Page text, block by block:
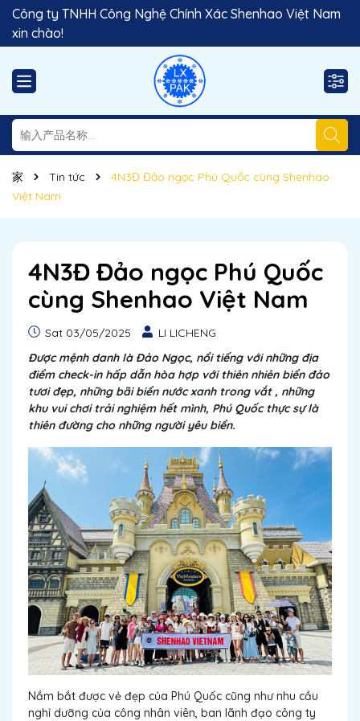
Công ty TNHH Công Nghệ Chính Xác Shenhao Việt Nam
xin chào!
家 Tin tức
4N3Đ Đảo ngọc Phú Quốc cùng Shenhao
Việt Nam
4N3Đ Đảo ngọc Phú Quốc
cùng Shenhao Việt Nam
Sat 03/05/2025
LI LICHENG
Được mệnh danh là Đảo Ngọc, nổi tiếng với những địa
điểm check-in hấp dẫn hòa hợp với thiên nhiên biển đảo
tươi đẹp, những bãi biển nước xanh trong vắt , những
khu vui chơi trải nghiệm hết mình, Phú Quốc thực sự là
thiên đường cho những người yêu biển.
Nắm bắt được vẻ đẹp của Phú Quốc cũng như nhu cầu
nghỉ dưỡng của công nhân viên, ban lãnh đạo công ty